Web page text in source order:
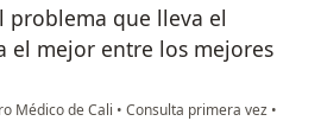
problema que lleva el
el mejor entre los mejores
Médico de Cali • Consulta primera vez •